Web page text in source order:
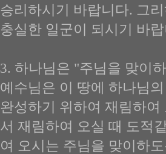
승리하시기 바랍니다. 그
충실한 일군이 되시기 바
3. 하나님은 "주님을 맞이
예수님은 이 땅에 하나님
완성하기 위하여 재림하
서 재림하여 오실 때 도적
여 오시는 주님을 맞이하